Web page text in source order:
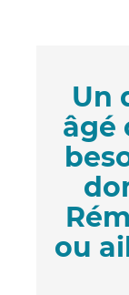
Un
âgé
ou